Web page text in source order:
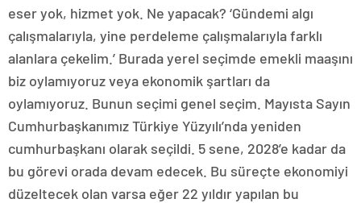
eser yok, hizmet yok. Ne yapacak? ‘Gündemi algı
çalışmalarıyla, yine perdeleme çalışmalarıyla farklı
alanlara çekelim.’ Burada yerel seçimde emekli maaşını
biz oylamıyoruz veya ekonomik şartları da
oylamıyoruz. Bunun seçimi genel seçim. Mayısta Sayın
Cumhurbaşkanımız Türkiye Yüzyılı’nda yeniden
cumhurbaşkanı olarak seçildi. 5 sene, 2028’e kadar da
bu görevi orada devam edecek. Bu süreçte ekonomiyi
düzeltecek olan varsa eğer 22 yıldır yapılan bu